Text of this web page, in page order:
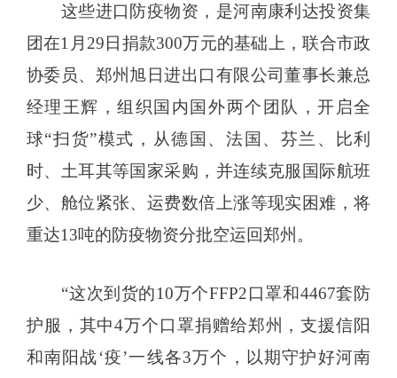
这些进口防疫物资，是河南康利达投资集
团在1月29日捐款300万元的基础上，联合市政
协委员、郑州旭日进出口有限公司董事长兼总
经理王辉，组织国内国外两个团队，开启全
球“扫货”模式，从德国、法国、芬兰、比利
时、土耳其等国家采购，并连续克服国际航班
少、舱位紧张、运费数倍上涨等现实困难，将
重达13吨的防疫物资分批空运回郑州。
“这次到货的10万个FFP2口罩和4467套防
护服，其中4万个口罩捐赠给郑州，支援信阳
和南阳战‘疫’一线各3万个，以期守护好河南